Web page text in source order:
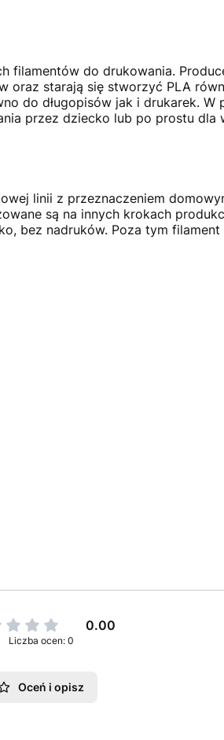
filamentów do drukowania.
starają się stworzyć PLA
do długopisów jak i drukarek. W
przez dziecko lub po prostu
linii z przeznaczeniem
są na innych krokach
bez nadruków. Poza tym
0.00
Liczba ocen: 0
Oceń i opisz